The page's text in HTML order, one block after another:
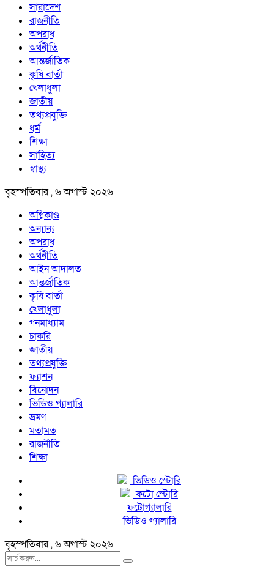
সারাদেশ
রাজনীতি
অপরাধ
অর্থনীতি
আন্তর্জাতিক
কৃষি বার্তা
খেলাধুলা
জাতীয়
তথ্যপ্রযুক্তি
ধর্ম
শিক্ষা
সাহিত্য
স্বাস্থ্য
বৃহস্পতিবার , ৬ অগাস্ট ২০২৬
অগ্নিকাণ্ড
অন্যান্য
অপরাধ
অর্থনীতি
আইন আদালত
আন্তর্জাতিক
কৃষি বার্তা
খেলাধুলা
গনমাধ্যাম
চাকরি
জাতীয়
তথ্যপ্রযুক্তি
ফ্যাশন
বিনোদন
ভিডিও গ্যালারি
ভ্রমণ
মতামত
রাজনীতি
শিক্ষা
ভিডিও স্টোরি
ফটো স্টোরি
ফটোগ্যালারি
ভিডিও গ্যালারি
বৃহস্পতিবার , ৬ অগাস্ট ২০২৬